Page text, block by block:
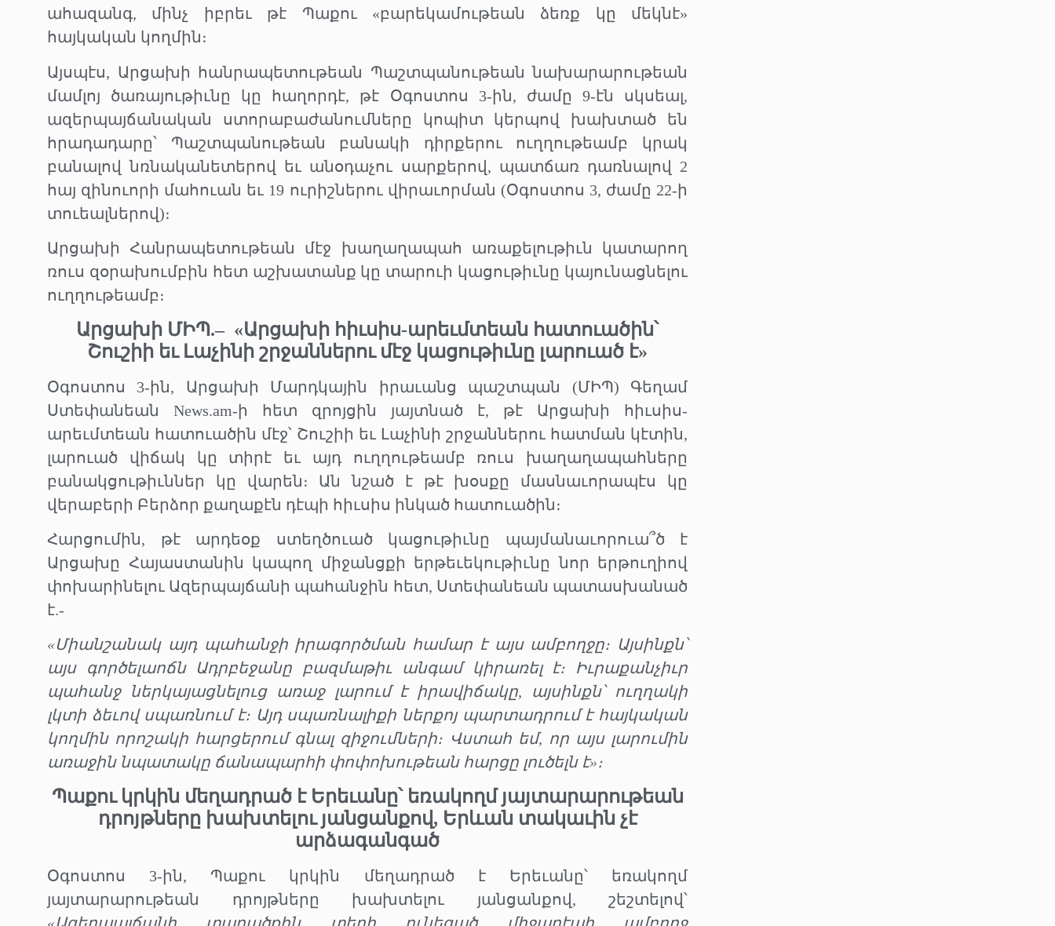
ահազանգ, մինչ իբրեւ թէ Պաքու «բարեկամութեան ձեռք կը մեկնէ»
հայկական կողմին։
Այսպէս, Արցախի հանրապետութեան Պաշտպանութեան նախարարութեան
մամլոյ ծառայութիւնը կը հաղորդէ, թէ Օգոստոս 3-ին, ժամը 9-էն սկսեալ,
ազերպայճանական ստորաբաժանումները կոպիտ կերպով խախտած են
հրադադարը՝ Պաշտպանութեան բանակի դիրքերու ուղղութեամբ կրակ
բանալով նռնականետերով եւ անօդաչու սարքերով, պատճառ դառնալով 2
հայ զինուորի մահուան եւ 19 ուրիշներու վիրաւորման (Օգոստոս 3, ժամը 22-ի
տուեալներով)։
Արցախի Հանրապետութեան մէջ խաղաղապահ առաքելութիւն կատարող
ռուս զօրախումբին հետ աշխատանք կը տարուի կացութիւնը կայունացնելու
ուղղութեամբ։
Արցախի ՄԻՊ.– «Արցախի հիւսիս-արեւմտեան հատուածին՝
Շուշիի եւ Լաչինի շրջաններու մէջ կացութիւնը լարուած է»
Օգոստոս 3-ին, Արցախի Մարդկային իրաւանց պաշտպան (ՄԻՊ) Գեղամ
Ստեփանեան News.am-ի հետ զրոյցին յայտնած է, թէ Արցախի հիւսիս-
արեւմտեան հատուածին մէջ՝ Շուշիի եւ Լաչինի շրջաններու հատման կէտին,
լարուած վիճակ կը տիրէ եւ այդ ուղղութեամբ ռուս խաղաղապահները
բանակցութիւններ կը վարեն։ Ան նշած է թէ խօսքը մասնաւորապէս կը
վերաբերի Բերձոր քաղաքէն դէպի հիւսիս ինկած հատուածին։
Հարցումին, թէ արդեօք ստեղծուած կացութիւնը պայմանաւորուա՞ծ է
Արցախը Հայաստանին կապող միջանցքի երթեւեկութիւնը նոր երթուղիով
փոխարինելու Ազերպայճանի պահանջին հետ, Ստեփանեան պատասխանած
է.-
«Միանշանակ այդ պահանջի իրագործման համար է այս ամբողջը։ Այսինքն՝
այս գործելաոճն Ադրբեջանը բազմաթիւ անգամ կիրառել է։ Իւրաքանչիւր
պահանջ ներկայացնելուց առաջ լարում է իրավիճակը, այսինքն՝ ուղղակի
լկտի ձեւով սպառնում է։ Այդ սպառնալիքի ներքոյ պարտադրում է հայկական
կողմին որոշակի հարցերում գնալ զիջումների։ Վստահ եմ, որ այս լարումին
առաջին նպատակը ճանապարհի փոփոխութեան հարցը լուծելն է»։
Պաքու կրկին մեղադրած է Երեւանը՝ եռակողմ յայտարարութեան
դրոյթները խախտելու յանցանքով, Երևան տակաւին չէ
արձագանգած
Օգոստոս 3-ին, Պաքու կրկին մեղադրած է Երեւանը՝ եռակողմ
յայտարարութեան դրոյթները խախտելու յանցանքով, շեշտելով՝